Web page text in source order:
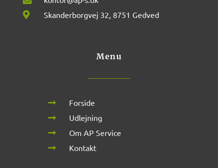
Skanderborgvej 32, 8751 Gedved
Menu
Forside
Udlejning
Om AP Service
Kontakt